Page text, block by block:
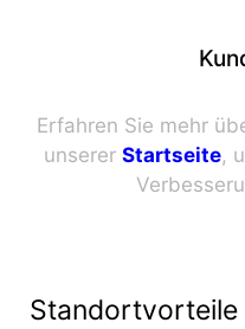
Erfahren Sie mehr
unserer Startseite,
Standortvorteile